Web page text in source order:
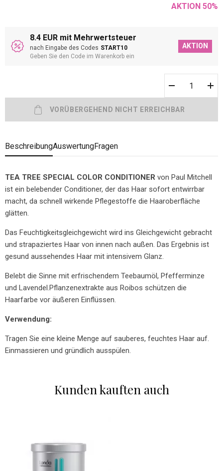
AKTION 50%
8.4 EUR mit Mehrwertsteuer
nach Eingabe des Codes START10
Geben Sie den Code im Warenkorb ein
AKTION
BeschreibungAuswertungFragen
TEA TREE SPECIAL COLOR CONDITIONER von Paul Mitchell
ist ein belebender Conditioner, der das Haar sofort entwirrbar
macht, da schnell wirkende Pflegestoffe die Haaroberfläche
glätten.
Das Feuchtigkeitsgleichgewicht wird ins Gleichgewicht gebracht
und strapaziertes Haar von innen nach außen. Das Ergebnis ist
gesund aussehendes Haar mit intensivem Glanz.
Belebt die Sinne mit erfrischendem Teebaumöl, Pfefferminze
und Lavendel.Pflanzenextrakte aus Roibos schützen die
Haarfarbe vor äußeren Einflüssen.
Verwendung:
Tragen Sie eine kleine Menge auf sauberes, feuchtes Haar auf.
Einmassieren und gründlich ausspülen.
Kunden kauften auch